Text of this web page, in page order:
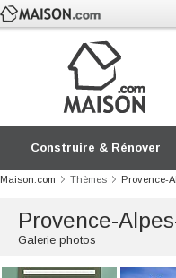
Construire & Rénover
Maison.com Thèmes Provence-
Provence-
Galerie photos